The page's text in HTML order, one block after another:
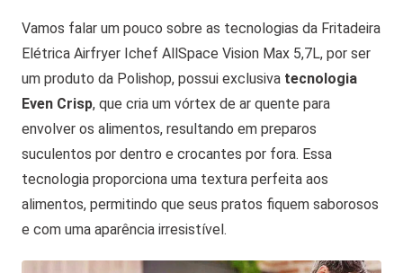
Vamos falar um pouco sobre as tecnologias da Fritadeira
Elétrica Airfryer Ichef AllSpace Vision Max 5,7L, por ser
um produto da Polishop, possui exclusiva tecnologia
Even Crisp, que cria um vórtex de ar quente para
envolver os alimentos, resultando em preparos
suculentos por dentro e crocantes por fora. Essa
tecnologia proporciona uma textura perfeita aos
alimentos, permitindo que seus pratos fiquem saborosos
e com uma aparência irresistível.